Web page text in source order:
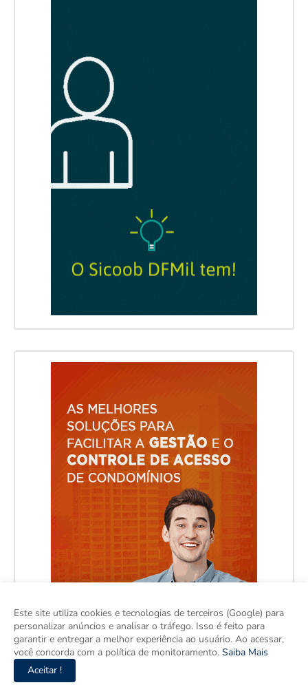
Este site utiliza cookies e tecnologias de terceiros (Google) para
personalizar anúncios e analisar o tráfego. Isso é feito para
garantir e entregar a melhor experiência ao usuário. Ao acessar,
você concorda com a política de monitoramento. Saiba Mais
Aceitar !